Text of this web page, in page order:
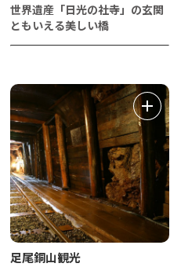
世界遺産「日光の社寺」の玄関
ともいえる美しい橋
足尾銅山観光